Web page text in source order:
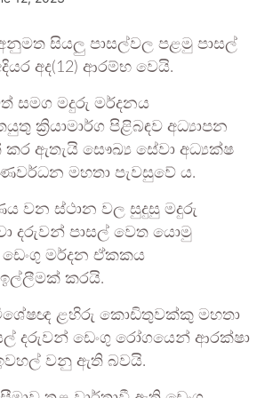
සියලු පාසල්වල පළමු පාසල්
අද(12) ආරම්භ වෙයි.
සමග මදුරු මර්දනය
ක්‍රියාමාර්ග පිළිබඳව අධ්‍යාපන
කර ඇතැයි සෞඛ්‍ය සේවා අධ්‍යක්ෂ
මහතා පැවසුවේ ය.
වන ස්ථාන වල සුදුසු මදුරු
දරුවන් පාසල් වෙත යොමු
මර්දන ඒකකය
කරයි.
විශේෂඥ ළහිරු කොඩිතුවක්කු මහතා
දරුවන් ඩෙංගු රෝගයෙන් ආරක්ෂා
වනු ඇති බවයි.